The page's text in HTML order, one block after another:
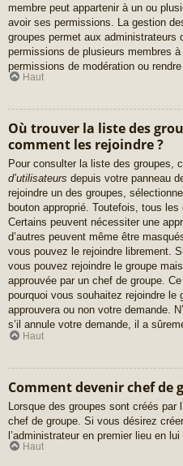
membre peut appartenir à un ou
avoir ses permissions. La gestion
groupes permet aux administrateurs
permissions de plusieurs membres
permissions de modération ou
Haut
Où trouver la liste des
comment les rejoindre ?
Pour consulter la liste des groupes,
d’utilisateurs depuis votre panneau
rejoindre un des groupes,
bouton approprié. Toutefois, tous
Certains peuvent nécessiter une
d’autres peuvent même être
vous pouvez le rejoindre librement.
vous pouvez rejoindre le groupe
approuvée par un chef de groupe.
pourquoi vous souhaitez rejoindre le
approuvera ou non votre demande.
s’il annule votre demande, il a
Haut
Comment devenir chef de
Lorsque des groupes sont créés
chef de groupe. Si vous désirez
l’administrateur en premier lieu en
Haut